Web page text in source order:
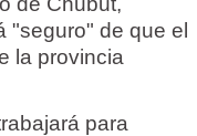
"seguro" de que el
la provincia
para